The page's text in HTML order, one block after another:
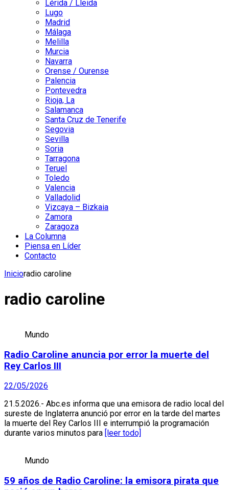
Lérida / Lleida
Lugo
Madrid
Málaga
Melilla
Murcia
Navarra
Orense / Ourense
Palencia
Pontevedra
Rioja, La
Salamanca
Santa Cruz de Tenerife
Segovia
Sevilla
Soria
Tarragona
Teruel
Toledo
Valencia
Valladolid
Vizcaya – Bizkaia
Zamora
Zaragoza
La Columna
Piensa en Líder
Contacto
Inicioradio caroline
radio caroline
Mundo
Radio Caroline anuncia por error la muerte del
Rey Carlos III
22/05/2026
21.5.2026.- Abc.es informa que una emisora de radio local del
sureste de Inglaterra anunció por error en la tarde del martes
la muerte del Rey Carlos III e interrumpió la programación
durante varios minutos para
[leer todo]
Mundo
59 años de Radio Caroline: la emisora pirata que